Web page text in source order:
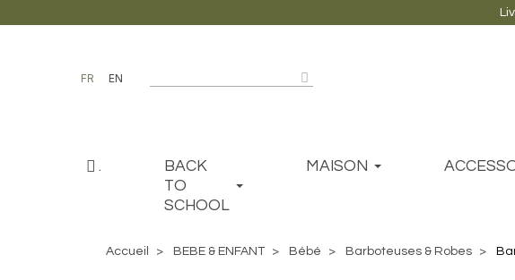
FR EN
.
BACK
TO
SCHOOL
MAISON
Accueil BEBE & ENFANT Bébé Barboteuses & Robes